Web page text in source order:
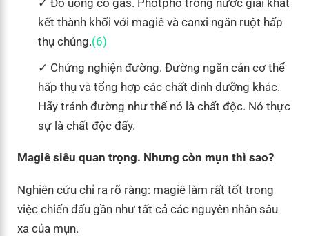
kết thành khối với magiê và canxi ngăn ruột hấp
thụ chúng.(6)
Chứng nghiện đường. Đường ngăn cản cơ thể
hấp thụ và tổng hợp các chất dinh dưỡng khác.
Hãy tránh đường như thể nó là chất độc. Nó thực
sự là chất độc đấy.
Magiê siêu quan trọng. Nhưng còn mụn thì sao?
Nghiên cứu chỉ ra rõ ràng: magiê làm rất tốt trong
việc chiến đấu gần như tất cả các nguyên nhân sâu
xa của mụn.